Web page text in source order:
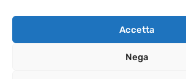
Accetta
Nega
Sottoscritto e versato € 3.415.000,00